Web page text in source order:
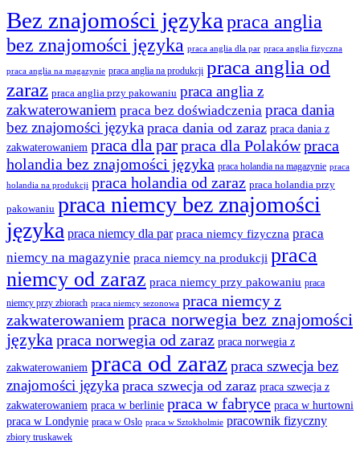
Bez znajomości języka praca anglia
bez znajomości języka praca anglia dla par praca anglia fizyczna
praca anglia na magazynie praca anglia na produkcji praca anglia od
zaraz praca anglia przy pakowaniu praca anglia z
zakwaterowaniem praca bez doświadczenia praca dania
bez znajomości języka praca dania od zaraz praca dania z
zakwaterowaniem praca dla parpraca dla Polakówpraca
holandia bez znajomości języka praca holandia na magazynie praca
holandia na produkcji praca holandia od zaraz praca holandia przy
pakowaniu praca niemcy bez znajomości
języka praca niemcy dla par praca niemcy fizyczna praca
niemcy na magazynie praca niemcy na produkcji praca
niemcy od zaraz praca niemcy przy pakowaniu praca
niemcy przy zbiorach praca niemcy sezonowa praca niemcy z
zakwaterowaniem praca norwegia bez znajomości
języka praca norwegia od zaraz praca norwegia z
zakwaterowaniem praca od zaraz praca szwecja bez
znajomości języka praca szwecja od zaraz praca szwecja z
zakwaterowaniem praca w berlinie praca w fabryce praca w hurtowni
praca w Londynie praca w Oslo praca w Sztokholmie pracownik fizyczny
zbiory truskawek